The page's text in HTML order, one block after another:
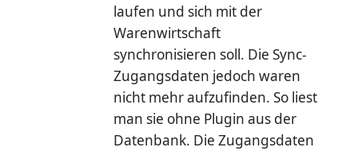
laufen und sich mit der
Warenwirtschaft
synchronisieren soll. Die Sync-
Zugangsdaten jedoch waren
nicht mehr aufzufinden. So liest
man sie ohne Plugin aus der
Datenbank. Die Zugangsdaten